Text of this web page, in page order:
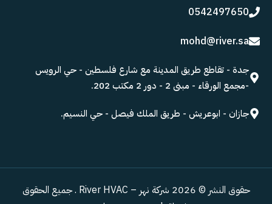
0542497650
mohd@river.sa
جدة - تقاطع طريق المدينة مع شارع فلسطين - حي الرويس
-مجمع الورقاء - مبنى 2 - دور 2 مكتب 202.
جازان - ابوعريش - طريق الملك فيصل - حي النسيم.
حقوق النشر © 2026 شركة نهر – River HVAC . جميع الحقوق